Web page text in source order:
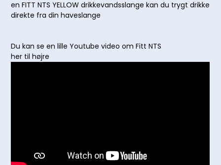
en FITT NTS YELLOW drikkevandsslange kan du trygt drikke
direkte fra din haveslange
Du kan se en lille Youtube video om Fitt NTS
her til højre